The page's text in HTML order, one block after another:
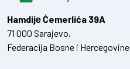
Hamdiје Ćemerlića 39A
71 000 Sarajevo,
Federacija Bosne i Hercegovine